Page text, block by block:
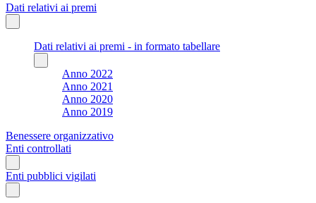
Dati relativi ai premi
Dati relativi ai premi - in formato tabellare
Anno 2022
Anno 2021
Anno 2020
Anno 2019
Benessere organizzativo
Enti controllati
Enti pubblici vigilati